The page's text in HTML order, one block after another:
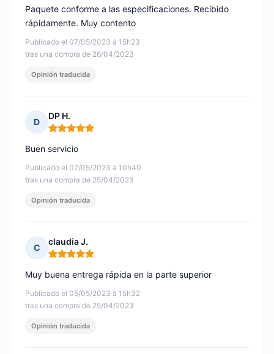
Publicado el 07/05/2023 à 15h23
tras una compra de 26/04/2023
Paquete conforme a las especificaciones. Recibido
rápidamente. Muy contento
Opinión traducida
D
DP H.
Nota: 5 de 5
Publicado el 07/05/2023 à 10h40
tras una compra de 25/04/2023
Buen servicio
Opinión traducida
C
claudia J.
Nota: 5 de 5
Publicado el 05/05/2023 à 15h32
tras una compra de 25/04/2023
Muy buena entrega rápida en la parte superior
Opinión traducida